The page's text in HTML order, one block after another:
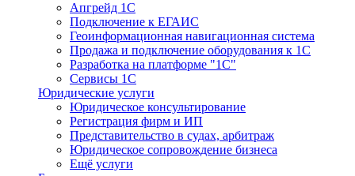
Апгрейд 1С
Подключение к ЕГАИС
Геоинформационная навигационная система
Продажа и подключение оборудования к 1С
Разработка на платформе "1С"
Сервисы 1С
Юридические услуги
Юридическое консультирование
Регистрация фирм и ИП
Представительство в судах, арбитраж
Юридическое сопровождение бизнеса
Ещё услуги